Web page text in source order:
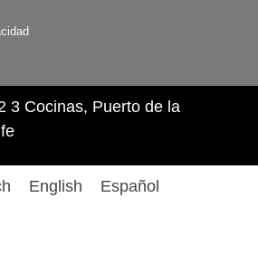
3 Cocinas, Puerto de la
English Español